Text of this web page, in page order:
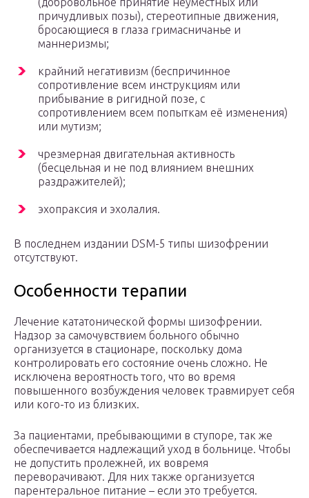
причудливых позы), стереотипные движения,
бросающиеся в глаза гримасничанье и
маннеризмы;
крайний негативизм (беспричинное
сопротивление всем инструкциям или
прибывание в ригидной позе, с
сопротивлением всем попыткам её изменения)
или мутизм;
чрезмерная двигательная активность
(бесцельная и не под влиянием внешних
раздражителей);
эхопраксия и эхолалия.
В последнем издании DSM-5 типы шизофрении
отсутствуют.
Особенности терапии
Лечение кататонической формы шизофрении.
Надзор за самочувствием больного обычно
организуется в стационаре, поскольку дома
контролировать его состояние очень сложно. Не
исключена вероятность того, что во время
повышенного возбуждения человек травмирует себя
или кого-то из близких.
За пациентами, пребывающими в ступоре, так же
обеспечивается надлежащий уход в больнице. Чтобы
не допустить пролежней, их вовремя
переворачивают. Для них также организуется
парентеральное питание – если это требуется.